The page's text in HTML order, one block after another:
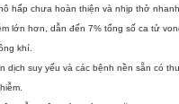
hấp chưa hoàn thiện và nhịp thở
lớn hơn, dẫn đến 7% tổng số ca tử
khí.
dịch suy yếu và các bệnh nền sẵn có